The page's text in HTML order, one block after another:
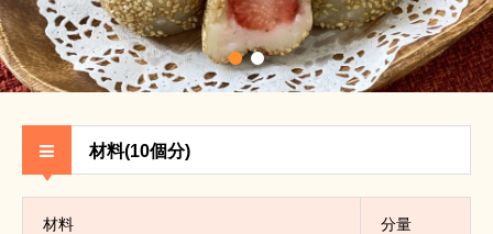
材料(10個分)
材料 分量